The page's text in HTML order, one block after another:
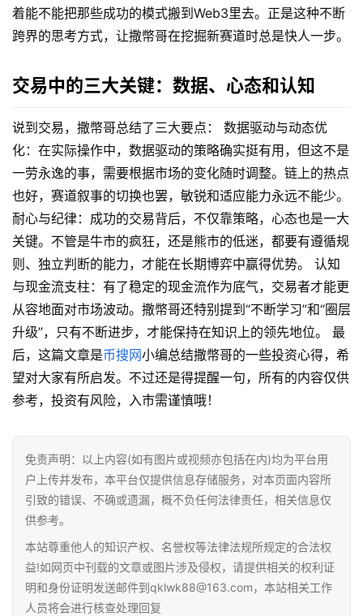
着能不能把那些成功的模式搬到Web3里去。正是这种不断
跨界的思考方式，让撒幣哥在挖掘新赛道时总是快人一步。
交易中的三大关键：数据、心态和认知
说到交易，撒幣哥总结了三大要点： 数据驱动与动态优
化：在实际操作中，数据驱动的策略确实挺有用，但这不是
一劳永逸的事，需要根据市场的变化随时调整。链上的热点
也好，赛道叙事的切换也罢，敏锐和适应能力永远不能少。
耐心与纪律：成功的交易背后，不仅靠策略，心态也是一大
关键。不管是牛市的疯狂，还是熊市的低迷，都要有遵循规
则、独立判断的能力，才能在长期博弈中赢得优势。 认知
与现金流支柱：有了稳定的现金流作为底气，交易者才能更
从容地面对市场波动。撒幣哥还特别提到“不断学习”和“圈层
升级”，只有不断进步，才能保持在知识上的领先地位。 最
后，这篇文章是币搜网小编总结撒幣哥的一些投资心得，希
望对大家有所启发。不过还是得提醒一句，所有的内容仅供
参考，投资有风险，入市需谨慎哦！
免责声明：以上内容(如有图片或视频亦包括在内)均为平台用
户上传并发布，本平台仅提供信息存储服务，对本页面内容所
引致的错误、不确或遗漏，概不负任何法律责任，相关信息仅
供参考。
本站尊重他人的知识产权、名誉权等法律法规所规定的合法权
益!如网页中刊载的文章或图片涉及侵权，请提供相关的权利证
明和身份证明发送邮件到qklwk88@163.com，本站相关工作
人员将会进行核查处理回复